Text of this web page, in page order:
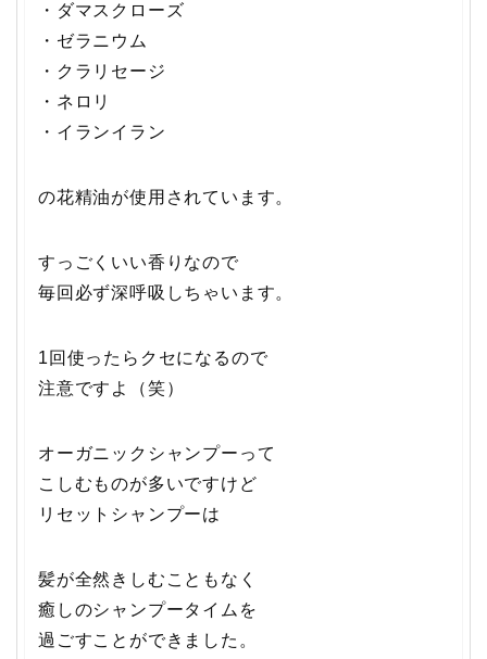
・ダマスクローズ
・ゼラニウム
・クラリセージ
・ネロリ
・イランイラン
の花精油が使用されています。
すっごくいい香りなので
毎回必ず深呼吸しちゃいます。
1回使ったらクセになるので
注意ですよ（笑）
オーガニックシャンプーって
こしむものが多いですけど
リセットシャンプーは
髪が全然きしむこともなく
癒しのシャンプータイムを
過ごすことができました。